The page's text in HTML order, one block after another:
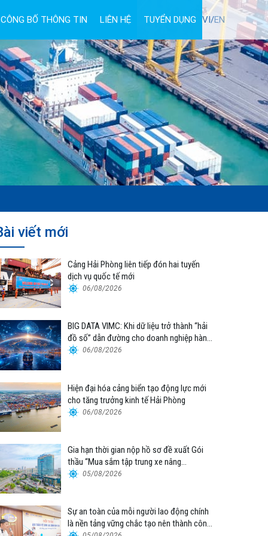
CÔNG BỐ THÔNG TIN LIÊN HỆ TUYỂN DỤNG VI/EN
viết mới
Cảng Hải Phòng liên tiếp đón hai tuyến
dịch vụ quốc tế mới
06/08/2026
BIG DATA VIMC: Khi dữ liệu trở thành “hải
đồ số” dẫn đường cho doanh nghiệp hàng
hải 06/08/2026
Hiện đại hóa cảng biển tạo động lực mới
cho tăng trưởng kinh tế Hải Phòng
06/08/2026
Gia hạn thời gian nộp hồ sơ đề xuất Gói
thầu “Mua sắm tập trung xe nâng
container thuộc Tổng công ty Hàng hải
05/08/2026
Sự an toàn của mỗi người lao động chính
là nền tảng vững chắc tạo nên thành công